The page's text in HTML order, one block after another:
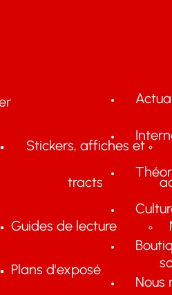
Stickers, affiches et
tracts
Guides de lecture
Plans d'exposé
Nous